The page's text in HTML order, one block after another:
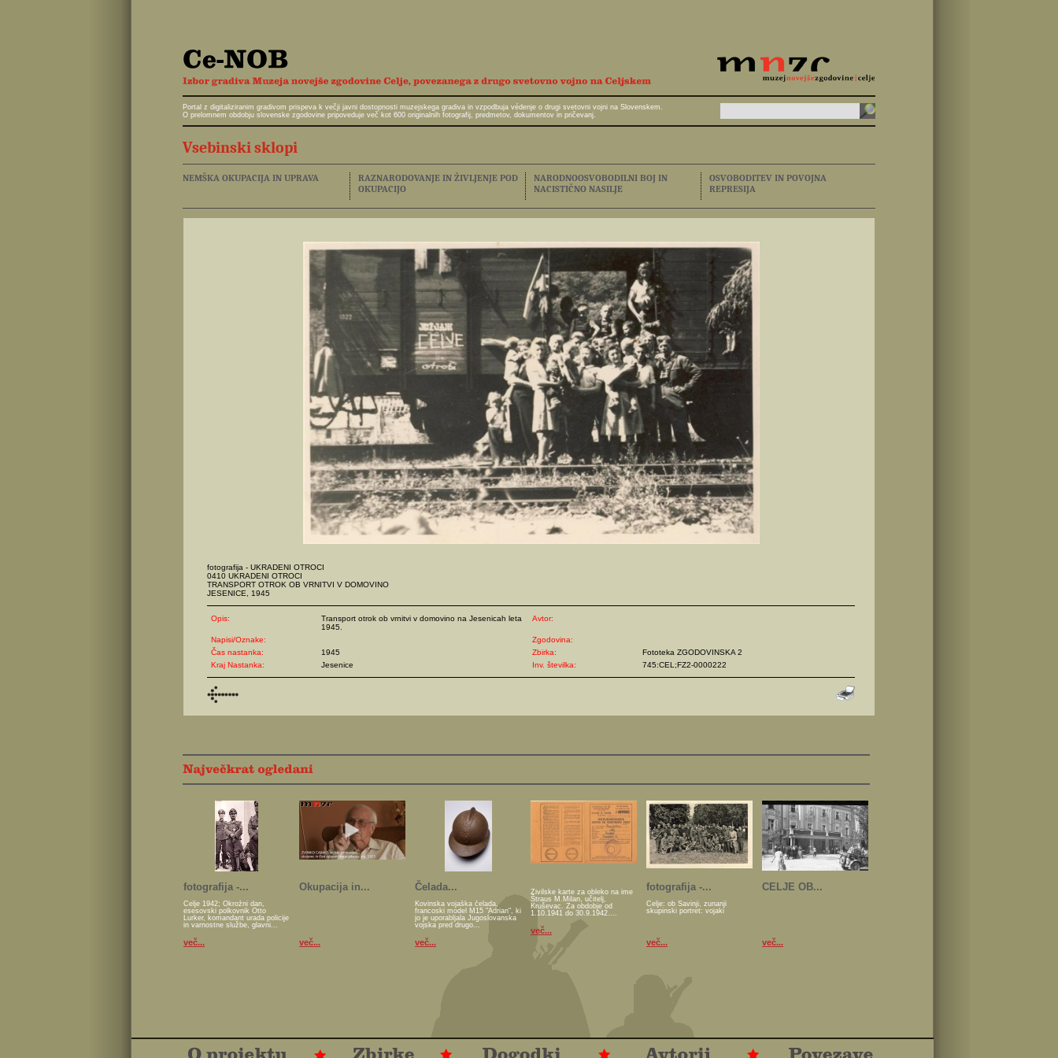
Portal z digitaliziranim gradivom prispeva k večji javni dostopnosti muzejskega gradiva in vzpodbuja védenje o drugi svetovni vojni na Slovenskem.
O prelomnem obdobju slovenske zgodovine pripoveduje več kot 600 originalnih fotografij, predmetov, dokumentov in pričevanj.
Vsebinski sklopi
NEMŠKA OKUPACIJA IN UPRAVA
RAZNARODOVANJE IN ŽIVLJENJE POD
OKUPACIJO
NARODNOOSVOBODILNI BOJ IN
NACISTIČNO NASILJE
OSVOBODITEV IN POVOJNA
REPRESIJA
fotografija - UKRADENI OTROCI
0410 UKRADENI OTROCI
TRANSPORT OTROK OB VRNITVI V DOMOVINO
JESENICE, 1945
Opis:
Transport otrok ob vrnitvi v domovino na Jesenicah leta
1945.
Avtor:
Napisi/Oznake:
Zgodovina:
Čas nastanka:
1945 Zbirka:
Fototeka ZGODOVINSKA 2
Kraj Nastanka:
Jesenice Inv. številka: 745:CEL;FZ2-0000222
fotografija -...
Celje 1942; Okrožni dan,
esesovski polkovnik Otto
Lurker, komandant urada policije
in varnostne službe, glavni...
več...
Okupacija in...
več...
Čelada...
Kovinska vojaška čelada,
francoski model M15 "Adrian", ki
jo je uporabljala Jugoslovanska
vojska pred drugo...
več...
Živilske karte za obleko na ime
Štraus M.Milan, učitelj,
Kruševac. Za obdobje od
1.10.1941 do 30.9.1942....
več...
fotografija -...
Celje: ob Savinji, zunanji
skupinski portret: vojaki
več...
CELJE OB...
več...